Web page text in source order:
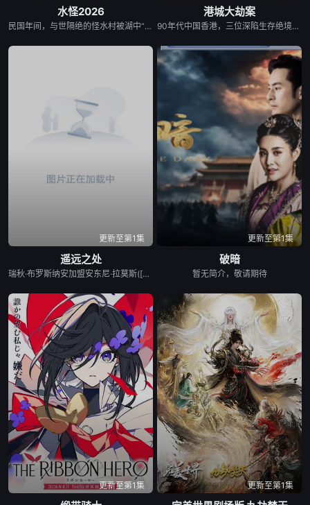
水怪2026
民国年间，与世隔绝的怪水村被湖中“水猴子”所扰。此物实为濒危水栖人猿，能模仿人言诱杀村民。少年水生幼年目睹父亲惨死其手，自此深陷恐惧。村中长老三叔公借祭祀之名行愚昧统治，以活人献祭暂息水怪，却埋下更深祸根。连年暴雨与人为侵扰激怒水猴子，袭击频发。当香兰之弟被食、其父莫叔反抗被杀，香兰决意以身献祭复仇。水生幡然觉醒，不再逃避，联合青年村民布设机关陷阱，假借献祭诱敌。恶战后水怪被擒，却于庆功夜破笼而出，血洗村庄，三叔公亦命丧其口。村民终于醒悟：迷信退让换不来平安。水生断发持叉，率众设伏，以智慧与血勇将水怪斩杀。晨光中，他与香兰相扶而立，唯有直面恐惧、团结抗争，方能驱散千年阴霾，重获新生。
港城大劫案
90年代中国香港，三位深陷生存绝境的底层小人物，因一场劫案命运交织。押款员唐月玲急需巨款为心脏病父亲做移植手术；搭档李国荣遭杀猪盘骗光积蓄，还面临失业危机；街坊丧坤在黑帮九纹龙手下谋生，不慎弄丢社团钱款，遭黑帮全城追杀。走投无路的唐月玲与丧坤打算抢夺黑帮钱财，行动失败偶遇李国荣，行车记录仪拍下二人图谋。李国荣顺势提议联手打劫押款车，计划借大坑舞火龙盛典人流管制实施行动，三人在煎熬中达成共识。 行动当晚局势彻底失控：追杀丧坤的黑帮、全副武装的南亚悍匪、本欲假意劫车的三人形成三方混战。三人不忍伤及无辜，驾车转移至僻静处，凭借安保专业能力拼死制服悍匪，押运现金却在激战中焚毁。所幸损失由保险全额赔付，三人因挺身而出勇斗歹徒获得公司嘉奖。丰厚奖金化解所有人困境，唐父手术顺利，丧坤告别黑道拜师经营烧鹅店。影片借跌宕劫案，刻画普通人在金钱诱惑下的道德挣扎，传递坚守底线、向善终有出路的正向内核。
更新至第1集
遥远之处
瑞秋·布罗斯纳安加盟安东尼·拉莫斯([身在高地])出演喜剧科幻片[遥远](Distant，暂译)。故事讲述一个小行星矿工在陌生行星迫降后，必须与新环境的挑战作斗争，设法穿过恶劣的地形找到唯一幸存者———一个被困在逃生舱里的女人。本片由[冰刀双人组]导演威尔·斯佩克、乔什·戈登直执导，斯宾塞·科恩撰写剧本，下月开机。
更新至第1集
破暗
暂无简介，敬请期待
更新至第1集 更新至第1集